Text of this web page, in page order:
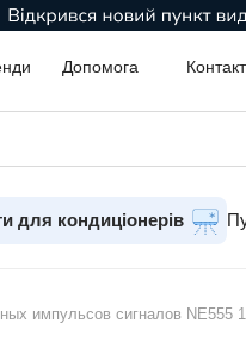
Допомога
для кондиціонерів
импульсов сигналов NE555